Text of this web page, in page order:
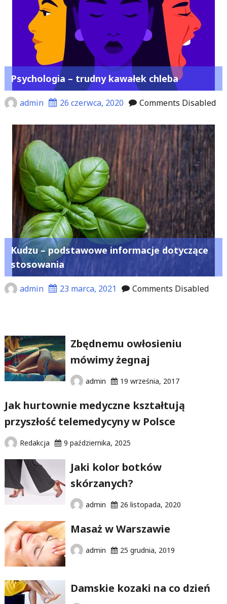
Psychologia – trudny kawałek chleba
admin 26 czerwca, 2020 Comments Disabled
Kudzu – podstawowe informacje dotyczące
stosowania
admin 23 marca, 2021 Comments Disabled
Zbędnemu owłosieniu
mówimy żegnaj
admin 19 września, 2017
Jak hurtownie medyczne kształtują
przyszłość telemedycyny w Polsce
Redakcja 9 października, 2025
Jaki kolor botków
skórzanych?
admin 26 listopada, 2020
Masaż w Warszawie
admin 25 grudnia, 2019
Damskie kozaki na co dzień